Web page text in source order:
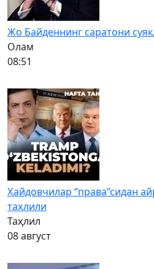
Жо Байденнинг саратони
Олам
08:51
Ҳайдовчилар “права”сидан
таҳлили
Таҳлил
08 август